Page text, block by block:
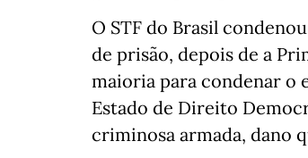
O STF do Brasil
de prisão, depois de a
maioria para condenar o
Estado de Direito
criminosa armada, dano